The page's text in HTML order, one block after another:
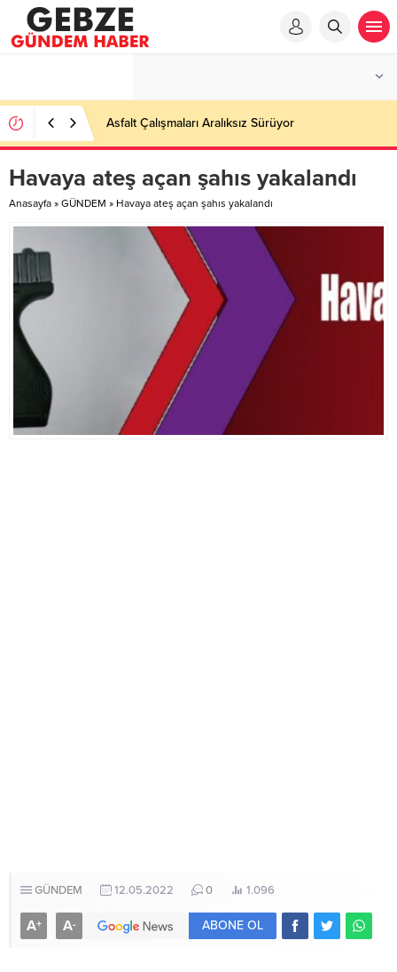
Asfalt Çalışmaları Aralıksız Sürüyor
Havaya ateş açan şahıs yakalandı
Anasayfa » GÜNDEM » Havaya ateş açan şahıs yakalandı
GÜNDEM 12.05.2022 0 1.096
A+ A- ABONE OL